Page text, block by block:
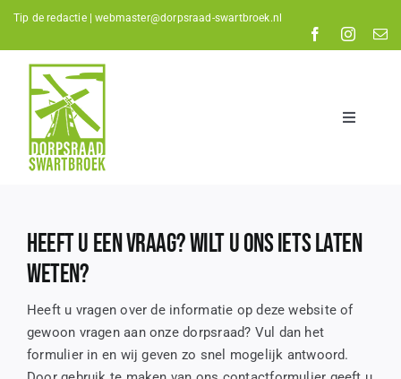
Skip
content
Tip de redactie | webmaster@dorpsraad-swartbroek.nl
Toggle
Home
De Dorpsraad
Kalender
Verenigingen
Organisaties
Heeft u een vraag? Wilt u ons iets laten
weten?
Heeft u vragen over de informatie op deze website of
gewoon vragen aan onze dorpsraad? Vul dan het
formulier in en wij geven zo snel mogelijk antwoord.